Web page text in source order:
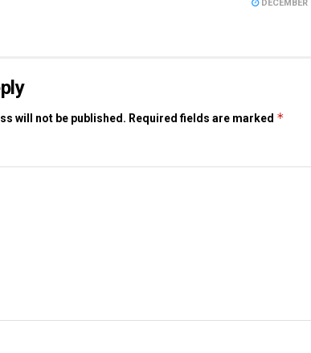
DECEMBER
will not be published. Required fields are marked *